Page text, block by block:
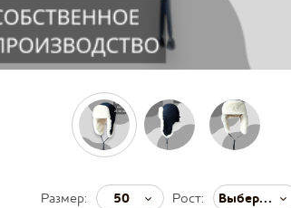
Размер: 50 Рост: Выберите значение